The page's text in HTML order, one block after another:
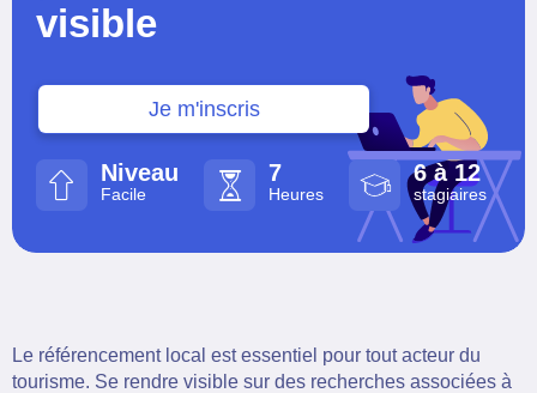
visible
Je m'inscris
Niveau
Facile
7
Heures
6 à 12
stagiaires
Le référencement local est essentiel pour tout acteur du
tourisme. Se rendre visible sur des recherches associées à